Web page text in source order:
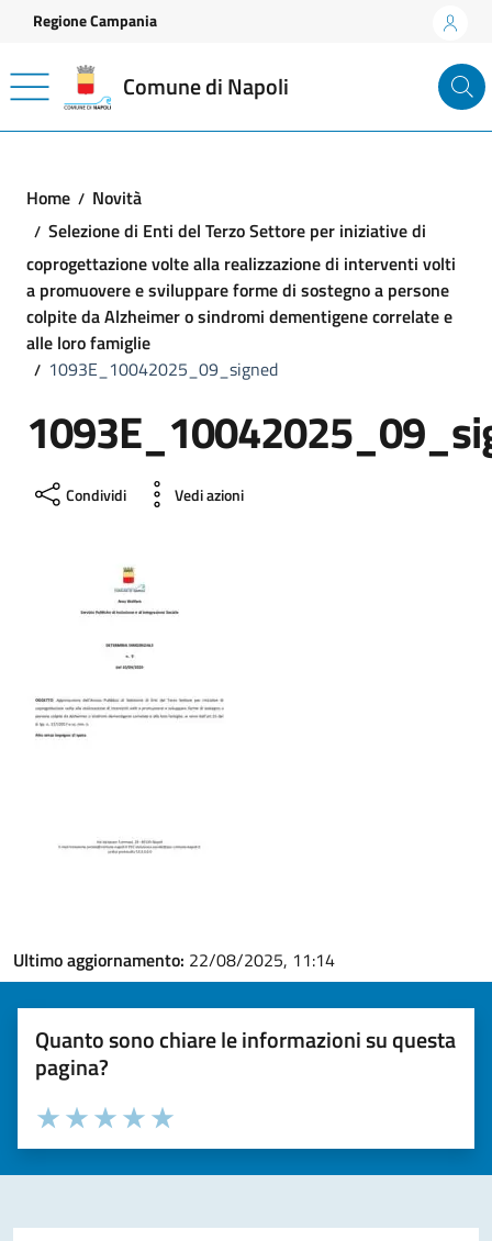
Vai ai contenuti
Vai al footer
Regione Campania
Comune di Napoli
Home
Novità
Selezione di Enti del Terzo Settore per iniziative di
coprogettazione volte alla realizzazione di interventi volti
a promuovere e sviluppare forme di sostegno a persone
colpite da Alzheimer o sindromi dementigene correlate e
alle loro famiglie
1093E_10042025_09_signed
Condividi Vedi azioni
Ultimo aggiornamento: 22/08/2025, 11:14
Quanto sono chiare le informazioni su questa
pagina?
Valuta la chiarezza delle informazioni (da 1 a 5 stelle)
Seleziona il numero di stelle per valutare la chiarezza delle
Valuta 5 stelle su 5
Valuta 4 stelle su 5
Valuta 3 stelle su 5
Valuta 2 stelle su 5
Valuta 1 stelle su 5